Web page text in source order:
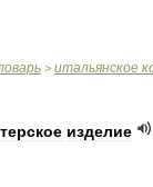
> итальянское
изделие